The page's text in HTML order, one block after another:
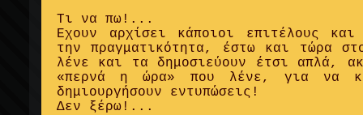
Τι να πω!...
Εχουν αρχίσει κάποιοι επιτέλους
την πραγματικότητα, έστω και τώρα
λένε και τα δημοσιεύουν έτσι απλά,
«περνά η ώρα» που λένε, για να
δημιουργήσουν εντυπώσεις!
Δεν ξέρω!...